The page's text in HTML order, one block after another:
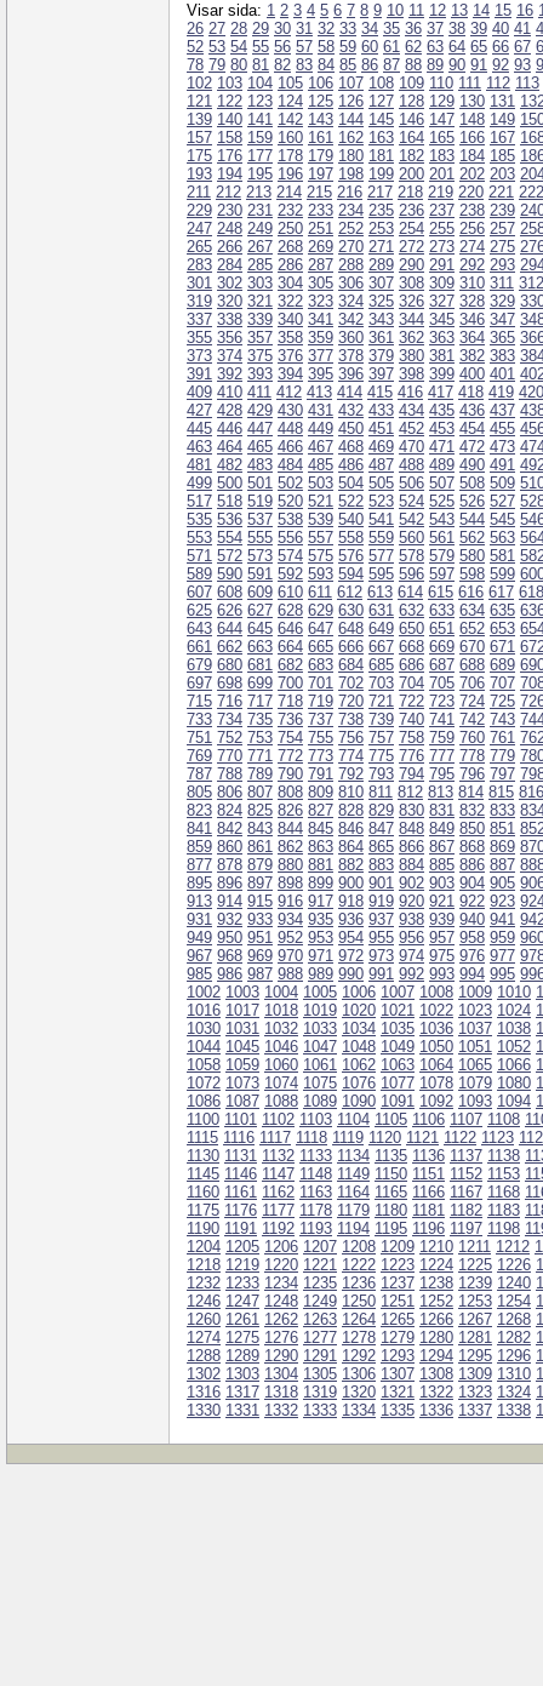
Visar sida: 1 2 3 4 5 6 7 8 9 10 11 12 13 14 15 16
26 27 28 29 30 31 32 33 34 35 36 37 38 39 40 41
52 53 54 55 56 57 58 59 60 61 62 63 64 65 66 67
78 79 80 81 82 83 84 85 86 87 88 89 90 91 92 93
102 103 104 105 106 107 108 109 110 111 112 113
121 122 123 124 125 126 127 128 129 130 131
139 140 141 142 143 144 145 146 147 148 149
157 158 159 160 161 162 163 164 165 166 167
175 176 177 178 179 180 181 182 183 184 185
193 194 195 196 197 198 199 200 201 202 203
211 212 213 214 215 216 217 218 219 220 221 222
229 230 231 232 233 234 235 236 237 238 239
247 248 249 250 251 252 253 254 255 256 257
265 266 267 268 269 270 271 272 273 274 275
283 284 285 286 287 288 289 290 291 292 293
301 302 303 304 305 306 307 308 309 310 311 312
319 320 321 322 323 324 325 326 327 328 329
337 338 339 340 341 342 343 344 345 346 347
355 356 357 358 359 360 361 362 363 364 365
373 374 375 376 377 378 379 380 381 382 383
391 392 393 394 395 396 397 398 399 400 401
409 410 411 412 413 414 415 416 417 418 419 420
427 428 429 430 431 432 433 434 435 436 437
445 446 447 448 449 450 451 452 453 454 455
463 464 465 466 467 468 469 470 471 472 473
481 482 483 484 485 486 487 488 489 490 491
499 500 501 502 503 504 505 506 507 508 509
517 518 519 520 521 522 523 524 525 526 527
535 536 537 538 539 540 541 542 543 544 545
553 554 555 556 557 558 559 560 561 562 563
571 572 573 574 575 576 577 578 579 580 581
589 590 591 592 593 594 595 596 597 598 599
607 608 609 610 611 612 613 614 615 616 617 618
625 626 627 628 629 630 631 632 633 634 635
643 644 645 646 647 648 649 650 651 652 653
661 662 663 664 665 666 667 668 669 670 671
679 680 681 682 683 684 685 686 687 688 689
697 698 699 700 701 702 703 704 705 706 707
715 716 717 718 719 720 721 722 723 724 725
733 734 735 736 737 738 739 740 741 742 743
751 752 753 754 755 756 757 758 759 760 761
769 770 771 772 773 774 775 776 777 778 779
787 788 789 790 791 792 793 794 795 796 797
805 806 807 808 809 810 811 812 813 814 815 816
823 824 825 826 827 828 829 830 831 832 833
841 842 843 844 845 846 847 848 849 850 851
859 860 861 862 863 864 865 866 867 868 869
877 878 879 880 881 882 883 884 885 886 887
895 896 897 898 899 900 901 902 903 904 905
913 914 915 916 917 918 919 920 921 922 923
931 932 933 934 935 936 937 938 939 940 941
949 950 951 952 953 954 955 956 957 958 959
967 968 969 970 971 972 973 974 975 976 977
985 986 987 988 989 990 991 992 993 994 995
1002 1003 1004 1005 1006 1007 1008 1009 1010
1016 1017 1018 1019 1020 1021 1022 1023 1024
1030 1031 1032 1033 1034 1035 1036 1037 1038
1044 1045 1046 1047 1048 1049 1050 1051 1052
1058 1059 1060 1061 1062 1063 1064 1065 1066
1072 1073 1074 1075 1076 1077 1078 1079 1080
1086 1087 1088 1089 1090 1091 1092 1093 1094
1100 1101 1102 1103 1104 1105 1106 1107 1108
1115 1116 1117 1118 1119 1120 1121 1122 1123
1130 1131 1132 1133 1134 1135 1136 1137 1138
1145 1146 1147 1148 1149 1150 1151 1152 1153
1160 1161 1162 1163 1164 1165 1166 1167 1168
1175 1176 1177 1178 1179 1180 1181 1182 1183
1190 1191 1192 1193 1194 1195 1196 1197 1198
1204 1205 1206 1207 1208 1209 1210 1211 1212
1218 1219 1220 1221 1222 1223 1224 1225 1226
1232 1233 1234 1235 1236 1237 1238 1239 1240
1246 1247 1248 1249 1250 1251 1252 1253 1254
1260 1261 1262 1263 1264 1265 1266 1267 1268
1274 1275 1276 1277 1278 1279 1280 1281 1282
1288 1289 1290 1291 1292 1293 1294 1295 1296
1302 1303 1304 1305 1306 1307 1308 1309 1310
1316 1317 1318 1319 1320 1321 1322 1323 1324
1330 1331 1332 1333 1334 1335 1336 1337 1338